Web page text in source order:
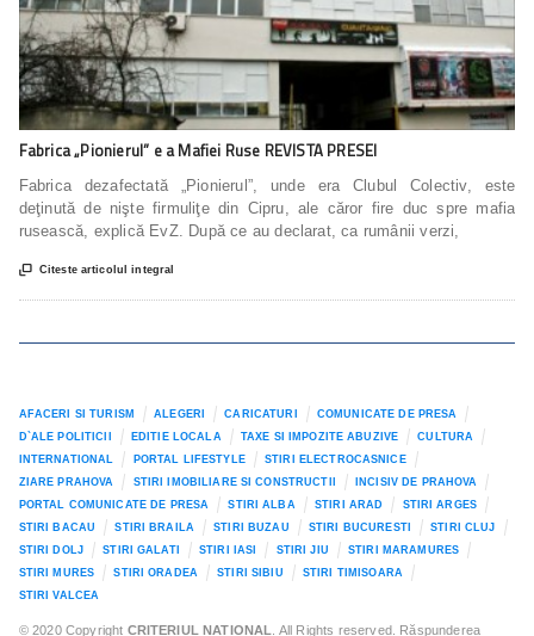
Fabrica „Pionierul” e a Mafiei Ruse REVISTA PRESEI
Fabrica dezafectată „Pionierul”, unde era Clubul Colectiv, este
deţinută de nişte firmuliţe din Cipru, ale căror fire duc spre mafia
rusească, explică EvZ. După ce au declarat, ca rumânii verzi,
 Citeste articolul integral
AFACERI SI TURISM ALEGERI CARICATURI
COMUNICATE DE PRESA
D`ALE POLITICII
EDITIE LOCALA TAXE SI IMPOZITE ABUZIVE
CULTURA
INTERNATIONAL
PORTAL LIFESTYLE
STIRI ELECTROCASNICE
ZIARE PRAHOVA
STIRI IMOBILIARE SI CONSTRUCTII
INCISIV DE PRAHOVA
PORTAL COMUNICATE DE PRESA
STIRI ALBA STIRI ARAD
STIRI ARGES
STIRI BACAU
STIRI BRAILA STIRI BUZAU STIRI BUCURESTI
STIRI CLUJ
STIRI DOLJ
STIRI GALATI STIRI IASI STIRI JIU
STIRI MARAMURES
STIRI MURES
STIRI ORADEA STIRI SIBIU
STIRI TIMISOARA
STIRI VALCEA
© 2020 Copyright CRITERIUL NATIONAL . All Rights reserved. Răspunderea